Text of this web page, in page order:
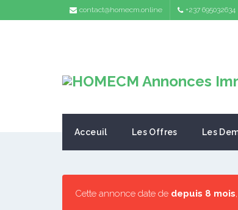
contact@homecm.online +237 695032634
Acceuil Les Offres Les
Cette annonce date de depuis 8 mois